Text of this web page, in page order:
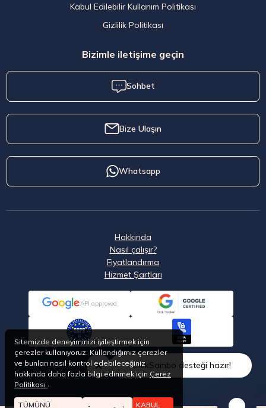
Kabul Edilebilir Kullanım Politikası
Gizlilik Politikası
Bizimle iletişime geçin
Sohbet
Bize Ulaşın
Whatsapp
Hakkında
Nasıl çalışır?
Fiyatlandırma
Hizmet Şartları
API approved
ClickSambo desteği hazır!
Sitemizde deneyiminizi iyileştirmek için
çerezler kullanıyoruz. Kullandığımız çerezler
ve bunları nasıl kontrol edebileceğiniz
hakkında daha fazla bilgi edinmek için Çerez
Politikası .
TÜMÜNÜ KABUL